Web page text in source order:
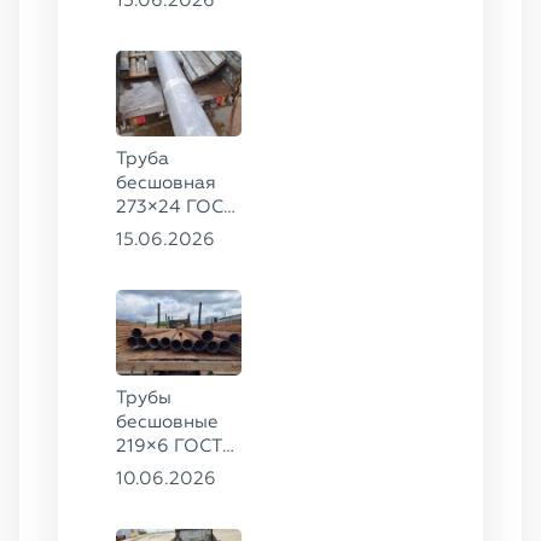
Труба
бесшовная
273×24 ГОСТ
9941-81 сталь
15.06.2026
Трубы
бесшовные
219×6 ГОСТ
8732-78, ст.
10.06.2026